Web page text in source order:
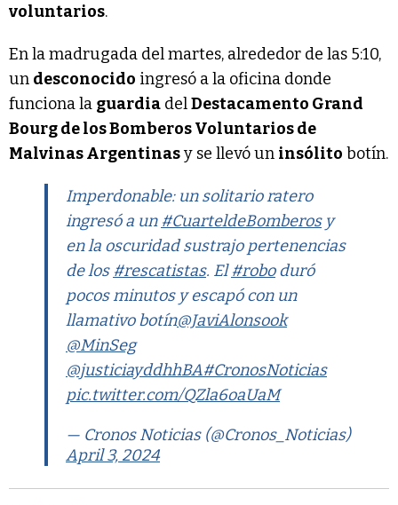
voluntarios.
En la madrugada del martes, alrededor de las 5:10,
un desconocido ingresó a la oficina donde
funciona la guardia delDestacamento Grand
Bourg de los Bomberos Voluntarios de
Malvinas Argentinasy se llevó un insólito botín.
Imperdonable: un solitario ratero
ingresó a un #CuarteldeBomberosy
en la oscuridad sustrajo pertenencias
de los #rescatistas. El#roboduró
pocos minutos y escapó con un
llamativo botín@JaviAlonsook
@MinSeg
@justiciayddhhBA#CronosNoticias
pic.twitter.com/QZla6oaUaM
— Cronos Noticias (@Cronos_Noticias)
April 3, 2024